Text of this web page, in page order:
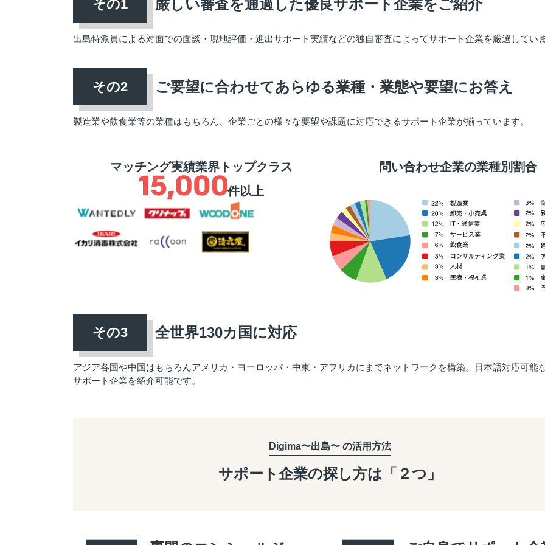
厳しい審査を通過した優良サポート企業をご紹介
出島特派員による対面での面談・現地評価・進出サポート実績などの独自審査によってサポート企業を厳選してい
ご要望に合わせてあらゆる業種・業態や要望にお答え
製造業や飲食業等の業種はもちろん、企業ごとの様々な要望や課題に対応できるサポート企業が揃っています。
マッチング実績業界トップクラス
件以上
問い合わせ企業の業種別割合
全世界130カ国に対応
アジア各国や中国はもちろんアメリカ・ヨーロッパ・中東・アフリカにまでネットワークを構築。日本語対応可能
サポート企業を紹介可能です。
Digima〜出島〜 の活用方法
サポート企業の探し方は「２つ」